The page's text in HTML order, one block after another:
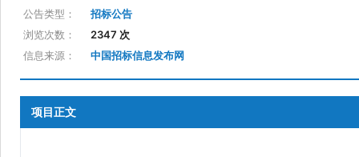
公告类型：
招标公告
浏览次数：
2347 次
信息来源：
中国招标信息发布网
项目正文